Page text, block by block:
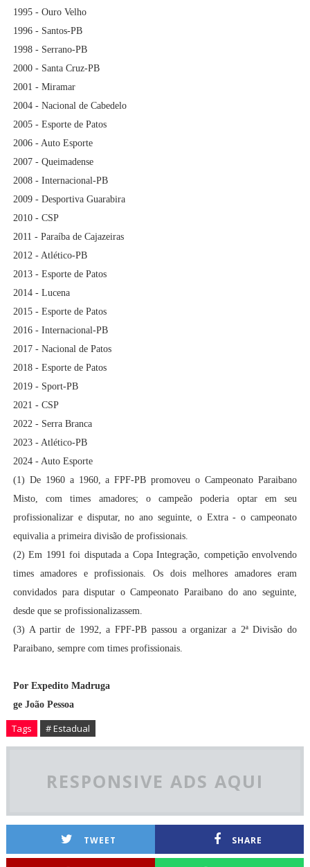
1995 - Ouro Velho
1996 - Santos-PB
1998 - Serrano-PB
2000 - Santa Cruz-PB
2001 - Miramar
2004 - Nacional de Cabedelo
2005 - Esporte de Patos
2006 - Auto Esporte
2007 - Queimadense
2008 - Internacional-PB
2009 - Desportiva Guarabira
2010 - CSP
2011 - Paraíba de Cajazeiras
2012 - Atlético-PB
2013 - Esporte de Patos
2014 - Lucena
2015 - Esporte de Patos
2016 - Internacional-PB
2017 - Nacional de Patos
2018 - Esporte de Patos
2019 - Sport-PB
2021 - CSP
2022 - Serra Branca
2023 - Atlético-PB
2024 - Auto Esporte
(1) De 1960 a 1960, a FPF-PB promoveu o Campeonato Paraibano
Misto, com times amadores; o campeão poderia optar em seu
profissionalizar e disputar, no ano seguinte, o Extra - o campeonato
equivalia a primeira divisão de profissionais.
(2) Em 1991 foi disputada a Copa Integração, competição envolvendo
times amadores e profissionais. Os dois melhores amadores eram
convidados para disputar o Campeonato Paraibano do ano seguinte,
desde que se profissionalizassem.
(3) A partir de 1992, a FPF-PB passou a organizar a 2ª Divisão do
Paraibano, sempre com times profissionais.
Por Expedito Madruga
ge João Pessoa
Tags # Estadual
RESPONSIVE ADS AQUI
TWEET SHARE